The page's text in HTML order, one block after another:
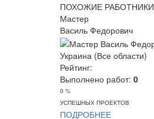
ПОХОЖИЕ РАБОТНИКИ
Мастер
Василь Федорович
Украина (Все области)
Рейтинг:
Выполнено работ: 0
0 %
УСПЕШНЫХ ПРОЕКТОВ
ПОДРОБНЕЕ